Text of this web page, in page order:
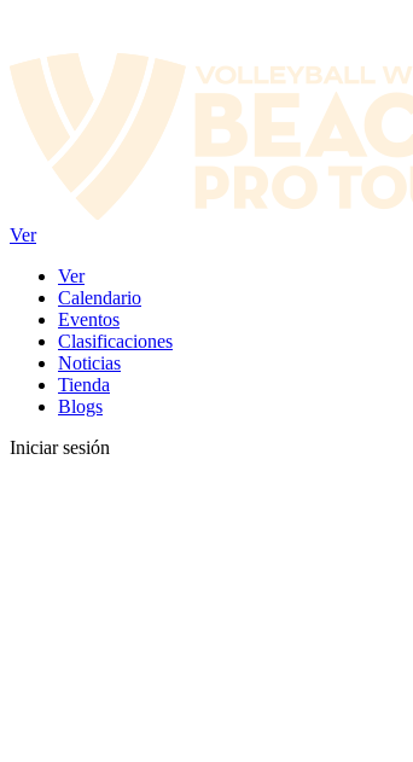
Ver
Ver
Calendario
Eventos
Clasificaciones
Noticias
Tienda
Blogs
Iniciar sesión